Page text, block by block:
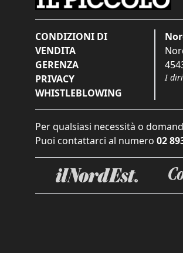
CONDIZIONI DI
VENDITA
GERENZA
PRIVACY
WHISTLEBLOWING
I
Per qualsiasi necessità o
Puoi contattarci al numero 02